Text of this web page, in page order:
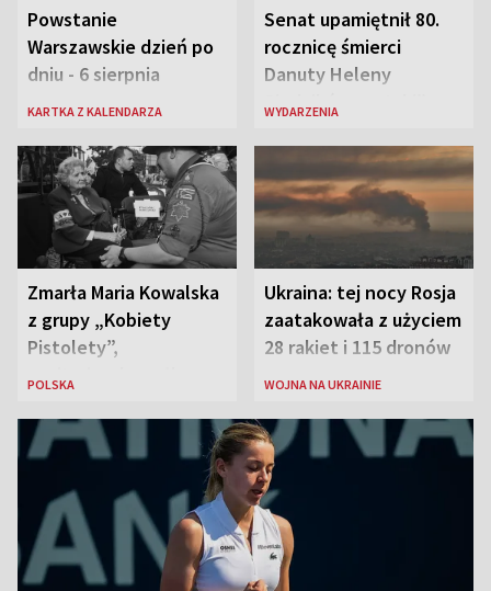
Powstanie
Warszawskie dzień po
dniu - 6 sierpnia
KARTKA Z KALENDARZA
Senat upamiętnił 80.
rocznicę śmierci
Danuty Heleny
Siedzikówny „Inki”
WYDARZENIA
Zmarła Maria Kowalska
z grupy „Kobiety
Pistolety”,
sanitariuszka pułku
POLSKA
Ukraina: tej nocy Rosja
zaatakowała z użyciem
28 rakiet i 115 dronów
WOJNA NA UKRAINIE